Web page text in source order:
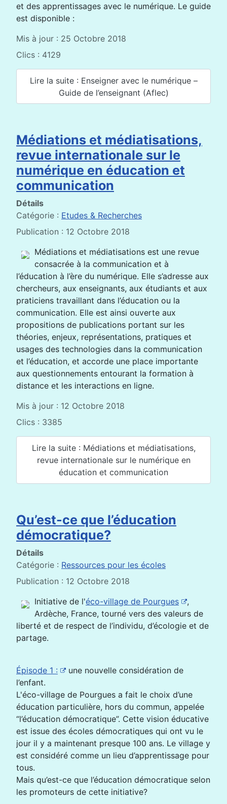
et des apprentissages avec le numérique. Le guide
est disponible :
Mis à jour : 25 Octobre 2018
Clics : 4129
Lire la suite : Enseigner avec le numérique –
Guide de l’enseignant (Aflec)
Médiations et médiatisations,
revue internationale sur le
numérique en éducation et
communication
Détails
Catégorie : Etudes & Recherches
Publication : 12 Octobre 2018
Médiations et médiatisations est une revue
consacrée à la communication et à
l’éducation à l’ère du numérique. Elle s’adresse aux
chercheurs, aux enseignants, aux étudiants et aux
praticiens travaillant dans l’éducation ou la
communication. Elle est ainsi ouverte aux
propositions de publications portant sur les
théories, enjeux, représentations, pratiques et
usages des technologies dans la communication
et l’éducation, et accorde une place importante
aux questionnements entourant la formation à
distance et les interactions en ligne.
Mis à jour : 12 Octobre 2018
Clics : 3385
Lire la suite : Médiations et médiatisations,
revue internationale sur le numérique en
éducation et communication
Qu’est-ce que l’éducation
démocratique?
Détails
Catégorie : Ressources pour les écoles
Publication : 12 Octobre 2018
Initiative de l'éco-village de Pourgues
,
Ardèche, France, tourné vers des valeurs de
liberté et de respect de l’individu, d’écologie et de
partage.
Épisode 1 :
une nouvelle considération de
l’enfant.
L'éco-village de Pourgues a fait le choix d’une
éducation particulière, hors du commun, appelée
“l’éducation démocratique”. Cette vision éducative
est issue des écoles démocratiques qui ont vu le
jour il y a maintenant presque 100 ans. Le village y
est considéré comme un lieu d’apprentissage pour
tous.
Mais qu’est-ce que l’éducation démocratique selon
les promoteurs de cette initiative?